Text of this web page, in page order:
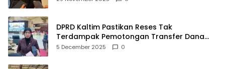
DPRD Kaltim Pastikan Reses Tak
Terdampak Pemotongan Transfer Dana
Pusat
5 December 2025 0